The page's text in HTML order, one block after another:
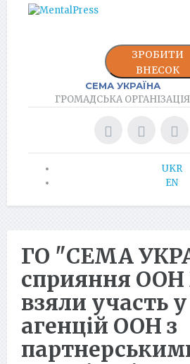
ЗРОБИТИ
ВНЕСОК
СЕМА УКРАЇНА
ГРОМАДСЬКА ОРГАНІЗАЦІЯ
UKR
EN
ГО "СЕМА
сприяння
взяли участь у
агенцій ООН з